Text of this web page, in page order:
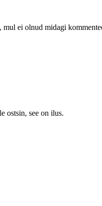
ei olnud midagi
ostsin, see on ilus.